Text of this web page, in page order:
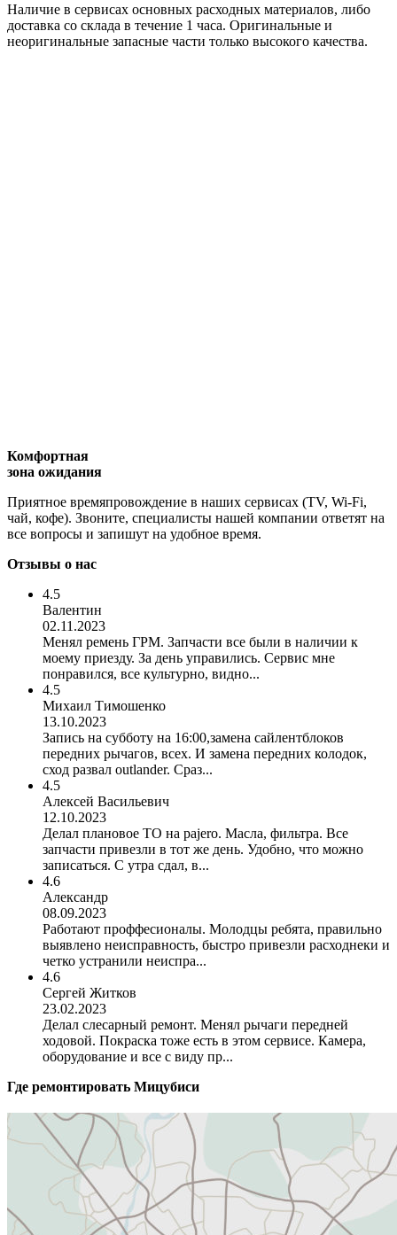
Наличие в сервисах основных расходных материалов, либо
доставка со склада в течение 1 часа. Оригинальные и
неоригинальные запасные части только высокого качества.
Комфортная
зона ожидания
Приятное времяпровождение в наших сервисах (TV, Wi-Fi,
чай, кофе). Звоните, специалисты нашей компании ответят на
все вопросы и запишут на удобное время.
Отзывы о нас
4.5
Валентин
02.11.2023
Менял ремень ГРМ. Запчасти все были в наличии к
моему приезду. За день управились. Сервис мне
понравился, все культурно, видно...
4.5
Михаил Тимошенко
13.10.2023
Запись на субботу на 16:00,замена сайлентблоков
передних рычагов, всех. И замена передних колодок,
сход развал outlander. Сраз...
4.5
Алексей Васильевич
12.10.2023
Делал плановое ТО на pajero. Масла, фильтра. Все
запчасти привезли в тот же день. Удобно, что можно
записаться. С утра сдал, в...
4.6
Александр
08.09.2023
Работают проффесионалы. Молодцы ребята, правильно
выявлено неисправность, быстро привезли расходнеки и
четко устранили неиспра...
4.6
Сергей Житков
23.02.2023
Делал слесарный ремонт. Менял рычаги передней
ходовой. Покраска тоже есть в этом сервисе. Камера,
оборудование и все с виду пр...
Где ремонтировать Мицубиси